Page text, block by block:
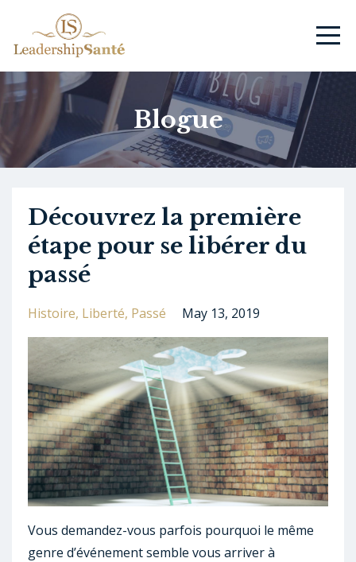
Blogue
Découvrez la première
étape pour se libérer du
passé
Histoire Liberté Passé May 13, 2019
Vous demandez-vous parfois pourquoi le même
genre d’événement semble vous arriver à